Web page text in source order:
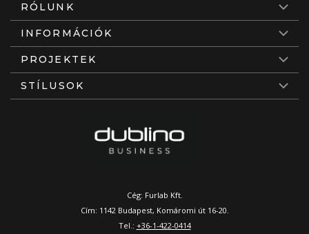
RÓLUNK
INFORMÁCIÓK
PROJEKTEK
STÍLUSOK
Cég: Furlab Kft.
Cím: 1142 Budapest, Komáromi út 16-20.
Tel.: +36-1-422-0414